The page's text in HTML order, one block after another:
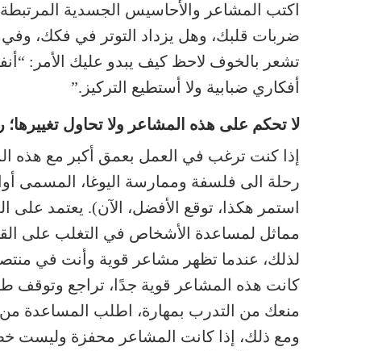
اكتب المشاعر والأحاسيس الجسدية
ضربات قلبك، وهل يزداد التوتر في فكك،
تشعر بالخوف لاحظ كيف يبدو عليك الأمر:
أفكاري ضبابية ولا أستطيع التركيز.”
لا تحكم على هذه المشاعر ولا تحاول تغييرها؛
استمر هكذا، توقع الأفضل، الآن). يعتمد على
مماثل لمساعدة الأشخاص في التغلب على
لذلك، عندما تظهر مشاعر قوية وأنت في
كانت هذه المشاعر قوية جدًا، تراجع وتوقف
منعك من التدرب بمهارة، اطلب المساعدة
ومع ذلك، إذا كانت المشاعر محفزة وليست